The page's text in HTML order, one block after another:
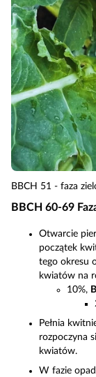
BBCH 51 - faza
BBCH 60-69
Otwarcie
początek
tego okresu
kwiatów na
10%,
Pełnia
rozpoczyna
kwiatów.
W fazie